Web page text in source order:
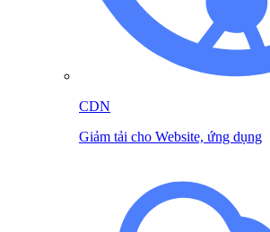
CDN
Giảm tải cho Website, ứng dụng